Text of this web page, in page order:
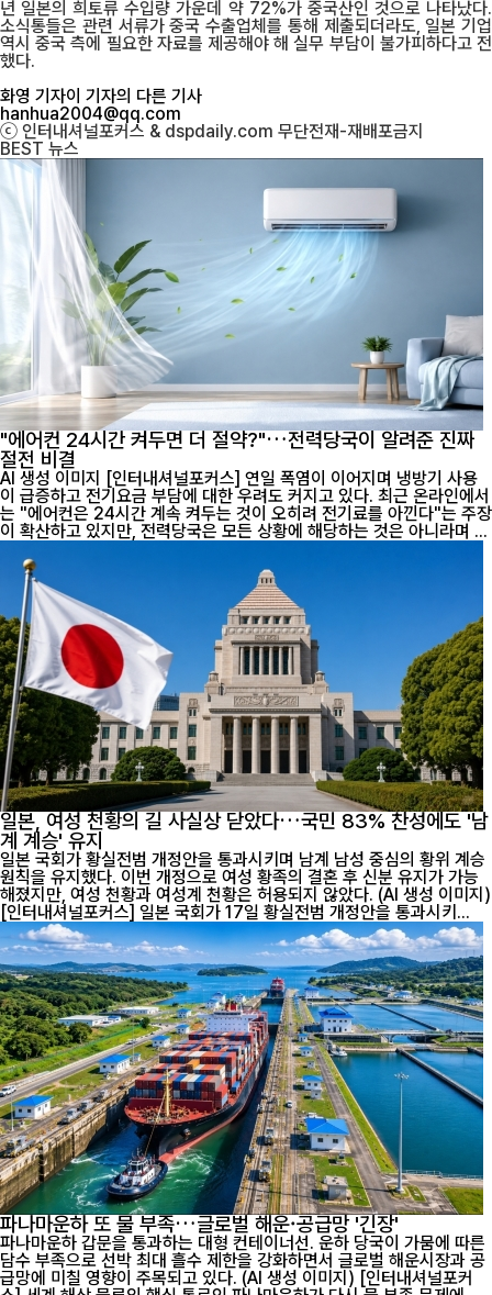
년 일본의 희토류 수입량 가운데 약 72%가 중국산인 것으로 나타났다.
소식통들은 관련 서류가 중국 수출업체를 통해 제출되더라도, 일본 기업
역시 중국 측에 필요한 자료를 제공해야 해 실무 부담이 불가피하다고 전
했다.
화영 기자이 기자의 다른 기사
hanhua2004@qq.com
ⓒ 인터내셔널포커스 & dspdaily.com 무단전재-재배포금지
BEST 뉴스
"에어컨 24시간 켜두면 더 절약?"…전력당국이 알려준 진짜
절전 비결
AI 생성 이미지 [인터내셔널포커스] 연일 폭염이 이어지며 냉방기 사용
이 급증하고 전기요금 부담에 대한 우려도 커지고 있다. 최근 온라인에서
는 "에어컨은 24시간 계속 켜두는 것이 오히려 전기료를 아낀다"는 주장
이 확산하고 있지만, 전력당국은 모든 상황에 해당하는 것은 아니라며 ...
일본, 여성 천황의 길 사실상 닫았다…국민 83% 찬성에도 '남
계 계승' 유지
일본 국회가 황실전범 개정안을 통과시키며 남계 남성 중심의 황위 계승
원칙을 유지했다. 이번 개정으로 여성 황족의 결혼 후 신분 유지가 가능
해졌지만, 여성 천황과 여성계 천황은 허용되지 않았다. (AI 생성 이미지)
[인터내셔널포커스] 일본 국회가 17일 황실전범 개정안을 통과시키...
파나마운하 또 물 부족…글로벌 해운·공급망 '긴장'
파나마운하 갑문을 통과하는 대형 컨테이너선. 운하 당국이 가뭄에 따른
담수 부족으로 선박 최대 흘수 제한을 강화하면서 글로벌 해운시장과 공
급망에 미칠 영향이 주목되고 있다. (AI 생성 이미지) [인터내셔널포커